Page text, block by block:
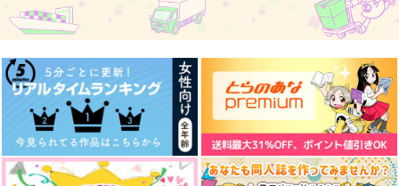
サンプル
作品詳細
サンプル
作品詳細
サンプル
作品詳細